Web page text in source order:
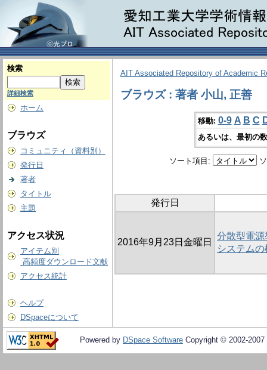
検索
詳細検索
ホーム
ブラウズ
コミュニティ（資料別）
発行日
著者
タイトル
主題
アクセス状況
アイテム別
高頻度ダウンロード文献
アクセス統計
ヘルプ
DSpaceについて
AIT Associated Repository of Academic
ブラウズ : 著者 小山, 正善
移動: 0-9 A B C
あるいは、最初の
ソート項目:
発行日
2016年9月23日金曜日
分散型電
システムの
Powered by DSpace Software Copyright © 2002-2007